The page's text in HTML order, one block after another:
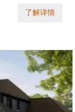
了解详情